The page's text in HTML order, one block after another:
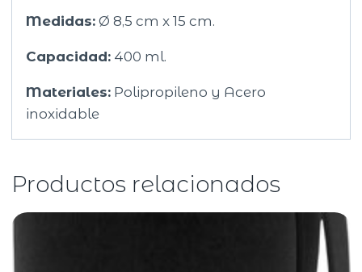
Medidas: Ø 8,5 cm x 15 cm.
Capacidad: 400 ml.
Materiales: Polipropileno y Acero
inoxidable
Productos relacionados